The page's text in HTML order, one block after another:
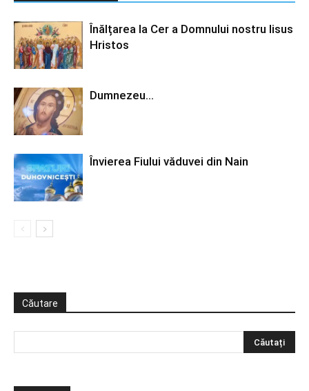
Înălțarea la Cer a Domnului nostru Iisus
Hristos
Dumnezeu…
Învierea Fiului văduvei din Nain
Căutare